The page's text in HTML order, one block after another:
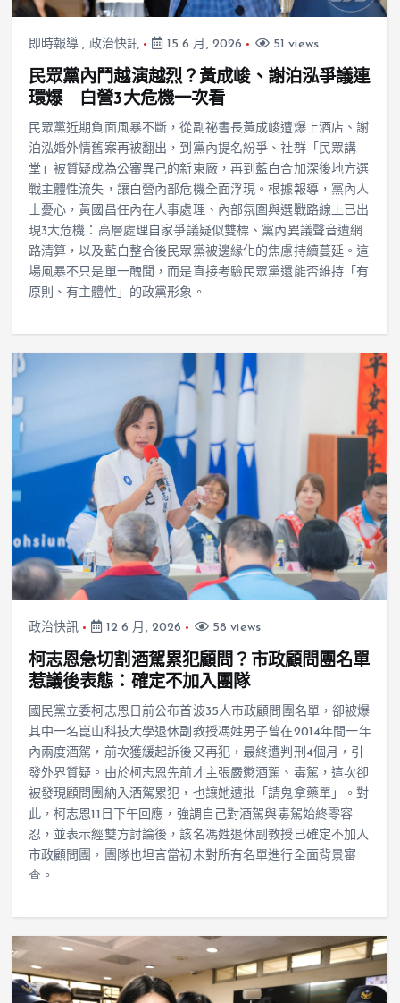
即時報導 , 政治快訊 15 6 月, 2026 51 views
民眾黨內鬥越演越烈？黃成峻、謝泊泓爭議連
環爆 白營3大危機一次看
民眾黨近期負面風暴不斷，從副祕書長黃成峻遭爆上酒店、謝
泊泓婚外情舊案再被翻出，到黨內提名紛爭、社群「民眾講
堂」被質疑成為公審異己的新東廠，再到藍白合加深後地方選
戰主體性流失，讓白營內部危機全面浮現。根據報導，黨內人
士憂心，黃國昌任內在人事處理、內部氛圍與選戰路線上已出
現3大危機：高層處理自家爭議疑似雙標、黨內異議聲音遭網
路清算，以及藍白整合後民眾黨被邊緣化的焦慮持續蔓延。這
場風暴不只是單一醜聞，而是直接考驗民眾黨還能否維持「有
原則、有主體性」的政黨形象。
政治快訊 12 6 月, 2026 58 views
柯志恩急切割酒駕累犯顧問？市政顧問團名單
惹議後表態：確定不加入團隊
國民黨立委柯志恩日前公布首波35人市政顧問團名單，卻被爆
其中一名崑山科技大學退休副教授馮姓男子曾在2014年間一年
內兩度酒駕，前次獲緩起訴後又再犯，最終遭判刑4個月，引
發外界質疑。由於柯志恩先前才主張嚴懲酒駕、毒駕，這次卻
被發現顧問團納入酒駕累犯，也讓她遭批「請鬼拿藥單」。對
此，柯志恩11日下午回應，強調自己對酒駕與毒駕始終零容
忍，並表示經雙方討論後，該名馮姓退休副教授已確定不加入
市政顧問團，團隊也坦言當初未對所有名單進行全面背景審
查。